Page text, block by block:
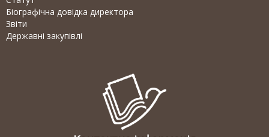
Біографічна довідка директора
Звіти
Державні закупівлі